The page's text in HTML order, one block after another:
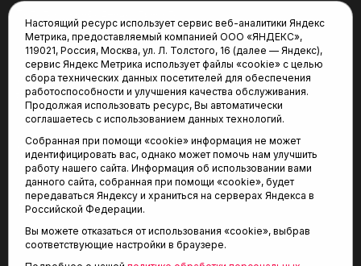
Редакция:
625035, Тюмень, пр. Геологоразведчиков, 28А
(3452) 68-22-28
tum-arena@mail.ru
Отдел продаж:
(3452) 68-89-78
kotovaev@sibinformburo.ru
Настоящий ресурс использует сервис веб-аналитики Яндекс
Метрика, предоставляемый компанией ООО «ЯНДЕКС»,
119021, Россия, Москва, ул. Л. Толстого, 16 (далее — Яндекс),
сервис Яндекс Метрика использует файлы «cookie» с целью
сбора технических данных посетителей для обеспечения
работоспособности и улучшения качества обслуживания.
Продолжая использовать ресурс, Вы автоматически
соглашаетесь с использованием данных технологий.
Собранная при помощи «cookie» информация не может
идентифицировать вас, однако может помочь нам улучшить
работу нашего сайта. Информация об использовании вами
данного сайта, собранная при помощи «cookie», будет
передаваться Яндексу и храниться на серверах Яндекса в
Российской Федерации.
Вы можете отказаться от использования «cookie», выбрав
соответствующие настройки в браузере.